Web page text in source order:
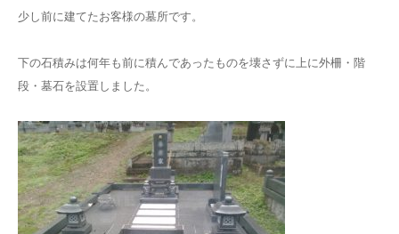
少し前に建てたお客様の墓所です。
下の石積みは何年も前に積んであったものを壊さずに上に外柵・階
段・墓石を設置しました。